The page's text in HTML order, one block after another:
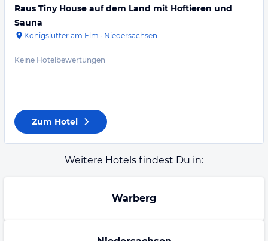
Raus Tiny House auf dem Land mit Hoftieren und
Sauna
Königslutter am Elm · Niedersachsen
Keine Hotelbewertungen
Zum Hotel
Weitere Hotels findest Du in:
Warberg